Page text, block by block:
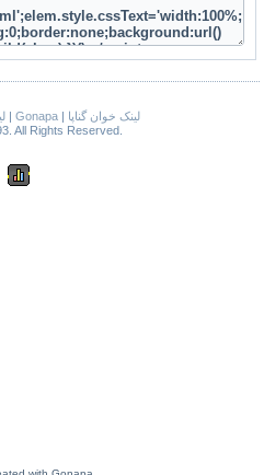
| Gonapa|
لینک خوان گناپا
All Rights Reserved.